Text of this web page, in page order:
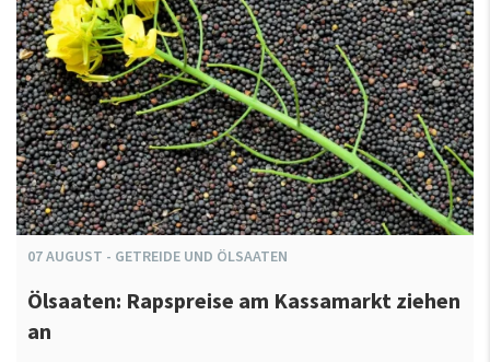
07AUGUST - GETREIDE UND ÖLSAATEN
Ölsaaten: Rapspreise am Kassamarkt ziehen
an